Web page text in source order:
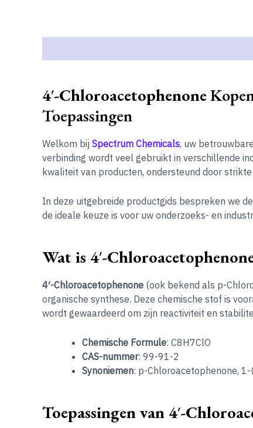
4′-Chloroacetophenone
Toepassingen
Welkom bij Spectrum Chemicals, uw
verbinding wordt veel gebruikt in verschillende
kwaliteit van producten, ondersteund door
In deze uitgebreide productgids bespreken we
de ideale keuze is voor uw onderzoeks- en
Wat is 4′-
4′-Chloroacetophenone (ook bekend als p-
organische synthese. Deze chemische stof is
wordt gewaardeerd om zijn reactiviteit en
Chemische Formule: C8H7ClO
CAS-nummer: 99-91-2
Synoniemen: p-Chloroacetophenone,
Toepassingen van 4′-